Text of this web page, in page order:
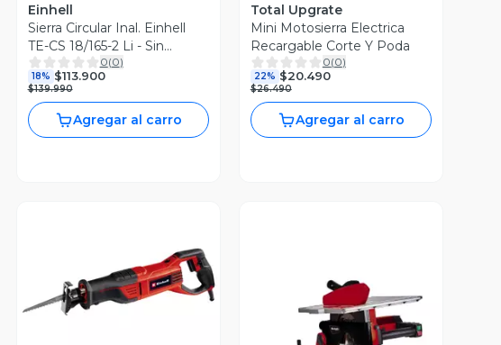
Einhell
Sierra Circular Inal. Einhell
TE-CS 18/165-2 Li - Sin
Baterías
0(0)
18% $113.900
$139.990
Agregar al carro
Total Upgrate
Mini Motosierra Electrica
Recargable Corte Y Poda
0(0)
22% $20.490
$26.490
Agregar al carro
Vista Previa